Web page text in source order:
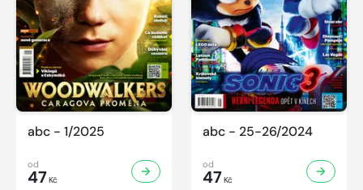
abc - 1/2025
od
47 Kč
abc - 25-26/2024
od
47 Kč